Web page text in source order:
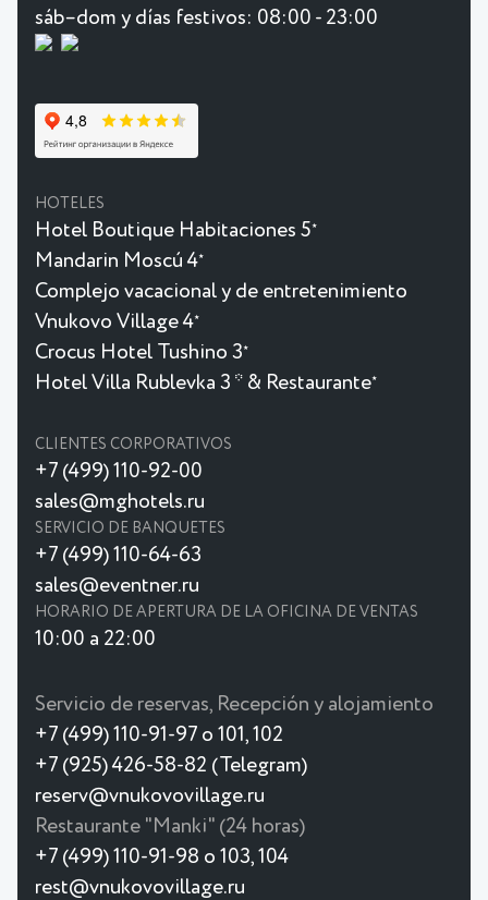
sáb–dom y días festivos: 08:00 - 23:00
HOTELES
Hotel Boutique Habitaciones 5★
Mandarin Moscú 4★
Complejo vacacional y de entretenimiento
Vnukovo Village 4★
Crocus Hotel Tushino 3★
Hotel Villa Rublevka 3 * & Restaurante★
CLIENTES CORPORATIVOS
+7 (499) 110-92-00
sales@mghotels.ru
SERVICIO DE BANQUETES
+7 (499) 110-64-63
sales@eventner.ru
HORARIO DE APERTURA DE LA OFICINA DE VENTAS
10:00 a 22:00
Servicio de reservas, Recepción y alojamiento
+7 (499) 110-91-97 o 101, 102
+7 (925) 426-58-82 (Telegram)
reserv@vnukovovillage.ru
Restaurante "Manki" (24 horas)
+7 (499) 110-91-98 o 103, 104
rest@vnukovovillage.ru